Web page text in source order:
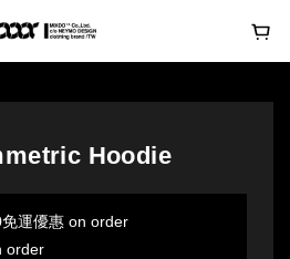
Hoodie
運優惠 on order
order